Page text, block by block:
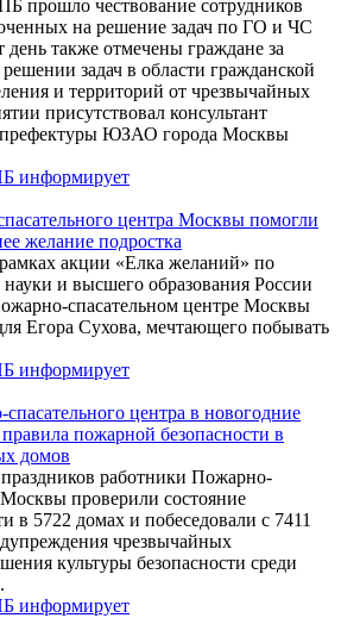
прошло чествование сотрудников
на решение задач по ГО и ЧС
также отмечены граждане за
задач в области гражданской
и территорий от чрезвычайных
присутствовал консультант
префектуры ЮЗАО города Москвы
информирует
центра Москвы помогли
желание подростка
акции «Елка желаний» по
и высшего образования России
спасательном центре Москвы
Егора Сухова, мечтающего побывать
информирует
центра в новогодние
пожарной безопасности в
домов
работники Пожарно-
Москвы проверили состояние
в 5722 домах и побеседовали с 7411
чрезвычайных
культуры безопасности среди
информирует